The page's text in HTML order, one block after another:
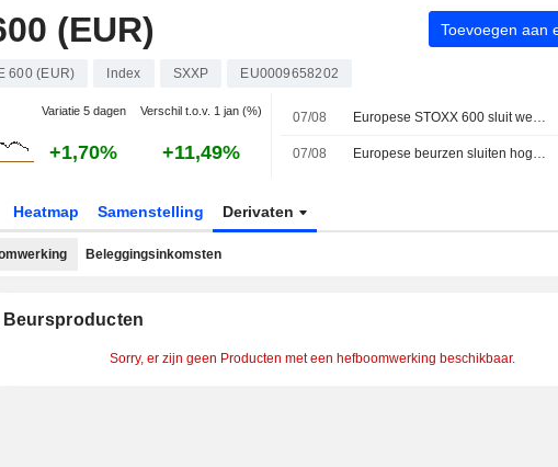
(EUR) Toevoegen aan
600 (EUR) Index SXXP EU0009658202
Variatie 5 dagen Verschil t.o.v. 1 jan (%)
+1,70% +11,49%
07/08 Europese STOXX 600 sluit week op recordhoogte dankzij sterke resultaten en zwakke Amerikaanse banencijfers
07/08 Europese beurzen sluiten hoger op vrijdag terwijl beleggers ontwikkelingen in het Midden-Oosten nauwlettend volgen
Heatmap Samenstelling Derivaten
Beleggingsinkomsten
Beursproducten
Sorry, er zijn geen Producten met een hefboomwerking beschikbaar.